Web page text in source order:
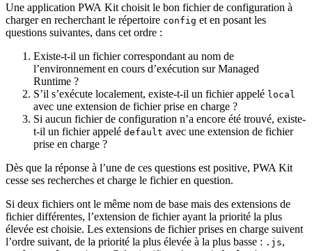
Une application PWA Kit choisit le bon fichier de configuration à
charger en recherchant le répertoire config et en posant les
questions suivantes, dans cet ordre :
Existe-t-il un fichier correspondant au nom de
l’environnement en cours d’exécution sur Managed
Runtime ?
S’il s’exécute localement, existe-t-il un fichier appelé local
avec une extension de fichier prise en charge ?
Si aucun fichier de configuration n’a encore été trouvé, existe-
t-il un fichier appelé default avec une extension de fichier
prise en charge ?
Dès que la réponse à l’une de ces questions est positive, PWA Kit
cesse ses recherches et charge le fichier en question.
Si deux fichiers ont le même nom de base mais des extensions de
fichier différentes, l’extension de fichier ayant la priorité la plus
élevée est choisie. Les extensions de fichier prises en charge suivent
l’ordre suivant, de la priorité la plus élevée à la plus basse : .js,